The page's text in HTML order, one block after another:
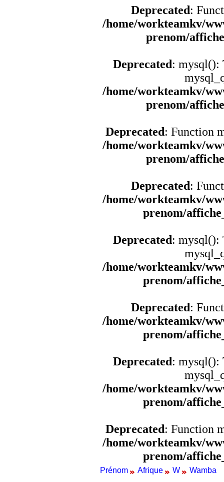
Deprecated:
/home/workteamkv/
prenom/
Deprecated: mysql():
/home/workteamkv/
prenom/
Deprecated: Function
/home/workteamkv/
prenom/
Deprecated:
/home/workteamkv/
prenom/
Deprecated: mysql():
/home/workteamkv/
prenom/
Deprecated:
/home/workteamkv/
prenom/
Deprecated: mysql():
/home/workteamkv/
prenom/
Deprecated: Function
/home/workteamkv/
prenom/
Prénom Afrique W Wamba